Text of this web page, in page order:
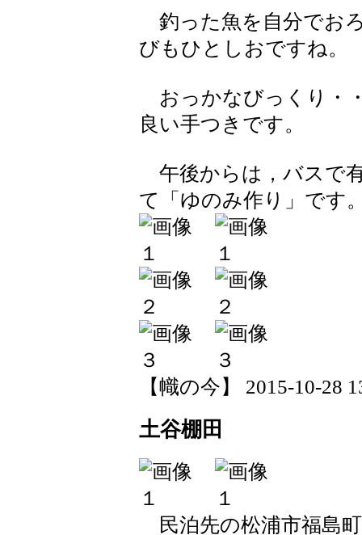
釣った魚を自分でお
びもひとしおですね。
おっかなびっくり・
良い手つきです。
午後からは，バスで
て「ゆのみ作り」です
【幟の今】 2015-10-28
土谷棚田
民泊先の松浦市福島